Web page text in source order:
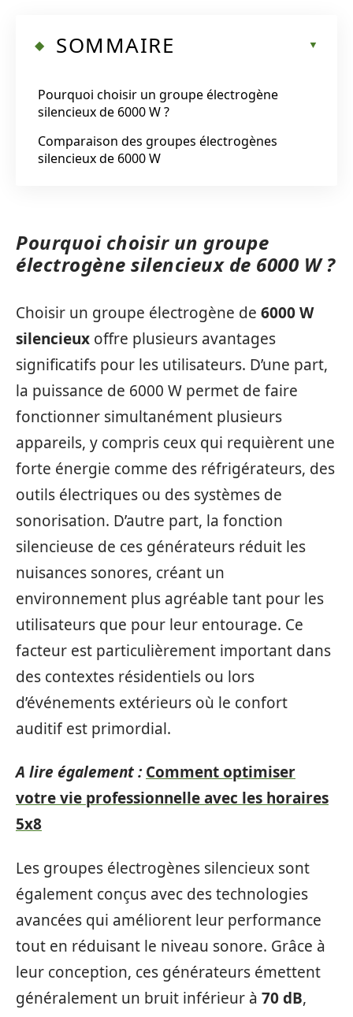
SOMMAIRE
Pourquoi choisir un groupe électrogène
silencieux de 6000 W ?
Comparaison des groupes électrogènes
silencieux de 6000 W
Pourquoi choisir un groupe
électrogène silencieux de 6000 W ?
Choisir un groupe électrogène de 6000 W
silencieux offre plusieurs avantages
significatifs pour les utilisateurs. D’une part,
la puissance de 6000 W permet de faire
fonctionner simultanément plusieurs
appareils, y compris ceux qui requièrent une
forte énergie comme des réfrigérateurs, des
outils électriques ou des systèmes de
sonorisation. D’autre part, la fonction
silencieuse de ces générateurs réduit les
nuisances sonores, créant un
environnement plus agréable tant pour les
utilisateurs que pour leur entourage. Ce
facteur est particulièrement important dans
des contextes résidentiels ou lors
d’événements extérieurs où le confort
auditif est primordial.
A lire également : Comment optimiser
votre vie professionnelle avec les horaires
5x8
Les groupes électrogènes silencieux sont
également conçus avec des technologies
avancées qui améliorent leur performance
tout en réduisant le niveau sonore. Grâce à
leur conception, ces générateurs émettent
généralement un bruit inférieur à 70 dB,